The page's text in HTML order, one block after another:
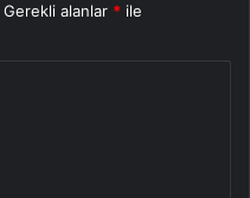
Gerekli alanlar * ile